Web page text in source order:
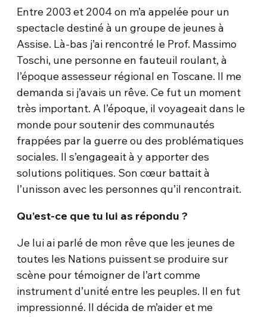
Entre 2003 et 2004 on m’a appelée pour un
spectacle destiné à un groupe de jeunes à
Assise. Là-bas j’ai rencontré le Prof. Massimo
Toschi, une personne en fauteuil roulant, à
l’époque assesseur régional en Toscane. Il me
demanda si j’avais un rêve. Ce fut un moment
très important. A l’époque, il voyageait dans le
monde pour soutenir des communautés
frappées par la guerre ou des problématiques
sociales. Il s’engageait à y apporter des
solutions politiques. Son cœur battait à
l’unisson avec les personnes qu’il rencontrait.
Qu’est-ce que tu lui as répondu ?
Je lui ai parlé de mon rêve que les jeunes de
toutes les Nations puissent se produire sur
scène pour témoigner de l’art comme
instrument d’unité entre les peuples. Il en fut
impressionné. Il décida de m’aider et me